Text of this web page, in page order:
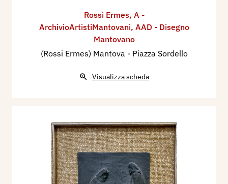
Rossi Ermes, A -
ArchivioArtistiMantovani, AAD - Disegno
Mantovano
(Rossi Ermes) Mantova - Piazza Sordello
Visualizza scheda